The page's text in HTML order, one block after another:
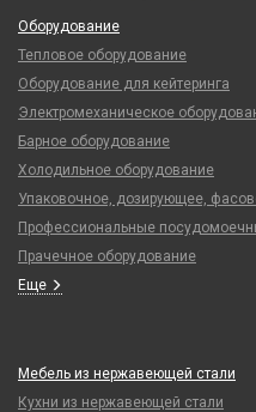
Оборудование
Тепловое оборудование
Оборудование для кейтеринга
Электромеханическое
Барное оборудование
Холодильное оборудование
Упаковочное, дозирующее,
Профессиональные
Прачечное оборудование
Еще
Мебель из нержавеющей стали
Кухни из нержавеющей стали